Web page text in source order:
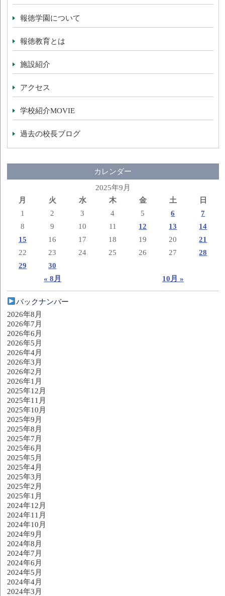
報徳学園について
報徳教育とは
施設紹介
アクセス
学校紹介MOVIE
過去の校長ブログ
カレンダー
2025年9月
月
火 水 木 金 土 日
« 8月 10月 »
1 2 3 4 5 6
7
8
9 10 11 12 13
14
15
16 17 18 19 20
21
22
23 24 25 26 27
28
29
30
バックナンバー
2026年8月
2026年7月
2026年6月
2026年5月
2026年4月
2026年3月
2026年2月
2026年1月
2025年12月
2025年11月
2025年10月
2025年9月
2025年8月
2025年7月
2025年6月
2025年5月
2025年4月
2025年3月
2025年2月
2025年1月
2024年12月
2024年11月
2024年10月
2024年9月
2024年8月
2024年7月
2024年6月
2024年5月
2024年4月
2024年3月